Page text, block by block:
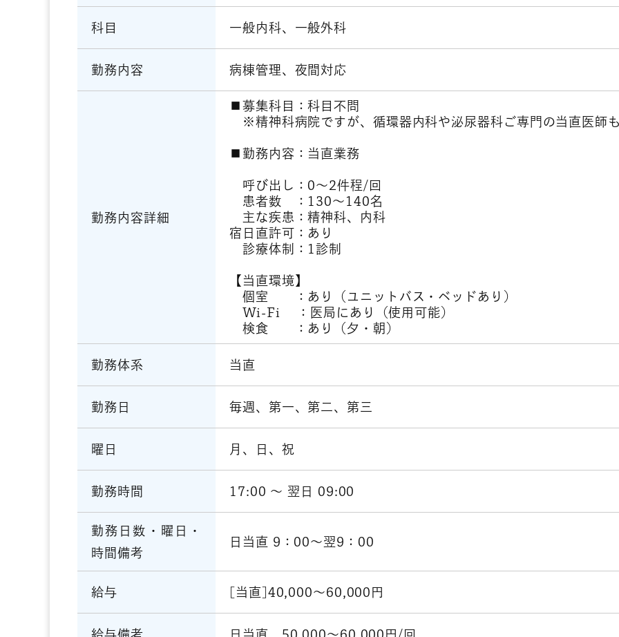
科目 一般内科、一般外科
勤務内容 病棟管理、夜間対応
勤務内容詳細
■募集科目：科目不問
※精神科病院ですが、循環器内科や泌尿器科ご専門の当直医師
■勤務内容：当直業務
呼び出し：0～2件程/回
患者数 ：130～140名
主な疾患：精神科、内科
宿日直許可：あり
診療体制：1診制
【当直環境】
個室 ：あり（ユニットバス・ベッドあり）
Wi-Fi ：医局にあり（使用可能）
検食 ：あり（夕・朝）
勤務体系 当直
勤務日 毎週、第一、第二、第三
曜日 月、日、祝
勤務時間 17:00 〜 翌日 09:00
勤務日数・曜日・
時間備考
日当直 9：00～翌9：00
給与 [当直]40,000～60,000円
給与備考 日当直 50,000～60,000円/回